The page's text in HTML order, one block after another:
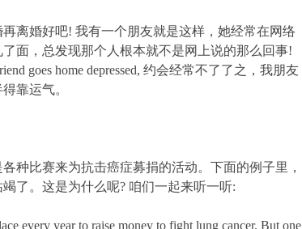
离婚好吧! 我有一个朋友就是这样，她经常在网络
了面，总发现那个人根本就不是网上说的那么回事!
goes home depressed, 约会经常不了了之，我朋友
靠运气。
种比赛来为抗击癌症募捐的活动。下面的例子里，
了。这是为什么呢? 咱们一起来听一听:
every year to raise money to fight lung cancer. But one